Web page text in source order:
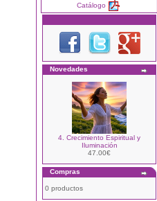
Catálogo
Novedades
4. Crecimiento Espiritual y
Iluminación
47.00€
Compras
0 productos